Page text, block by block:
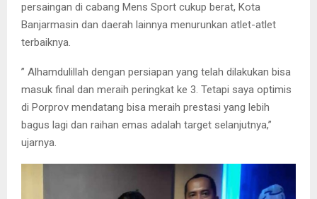
persaingan di cabang Mens Sport cukup berat, Kota
Banjarmasin dan daerah lainnya menurunkan atlet-atlet
terbaiknya.
” Alhamdulillah dengan persiapan yang telah dilakukan bisa
masuk final dan meraih peringkat ke 3. Tetapi saya optimis
di Porprov mendatang bisa meraih prestasi yang lebih
bagus lagi dan raihan emas adalah target selanjutnya,”
ujarnya.